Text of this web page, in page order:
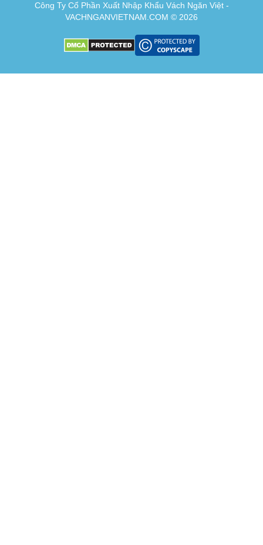
Công Ty Cổ Phần Xuất Nhập Khẩu Vách Ngăn Việt -
VACHNGANVIETNAM.COM © 2026